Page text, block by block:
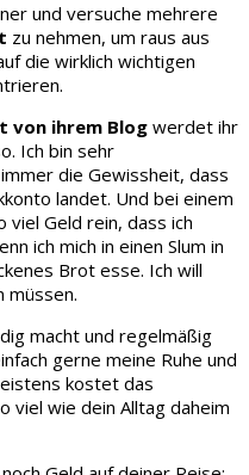
und versuche mehrere
zu nehmen, um raus aus
die wirklich wichtigen
von ihrem Blog werdet ihr
Ich bin sehr
die Gewissheit, dass
landet. Und bei einem
viel Geld rein, dass ich
ich mich in einen Slum in
Brot esse. Ich will
müssen.
macht und regelmäßig
gerne meine Ruhe und
kostet das
viel wie dein Alltag daheim